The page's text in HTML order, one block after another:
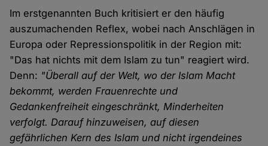
Im erstgenannten Buch kritisiert er den häufig
auszumachenden Reflex, wobei nach Anschlägen in
Europa oder Repressionspolitik in der Region mit:
"Das hat nichts mit dem Islam zu tun" reagiert wird.
Denn: "Überall auf der Welt, wo der Islam Macht
bekommt, werden Frauenrechte und
Gedankenfreiheit eingeschränkt, Minderheiten
verfolgt. Darauf hinzuweisen, auf diesen
gefährlichen Kern des Islam und nicht irgendeines